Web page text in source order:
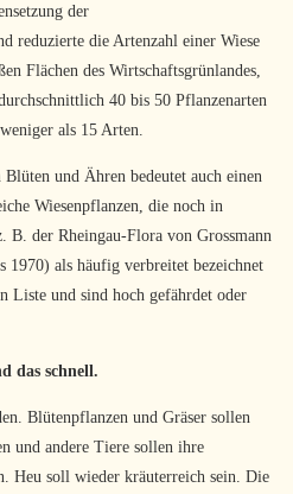
der
reduzierte die Artenzahl einer Wiese
Flächen des Wirtschaftsgrünlandes,
40 bis 50 Pflanzenarten
als 15 Arten.
und Ähren bedeutet auch einen
Wiesenpflanzen, die noch in
B. der Rheingau-Flora von Grossmann
1970) als häufig verbreitet bezeichnet
Liste und sind hoch gefährdet oder
das schnell.
Blütenpflanzen und Gräser sollen
und andere Tiere sollen ihre
Heu soll wieder kräuterreich sein. Die